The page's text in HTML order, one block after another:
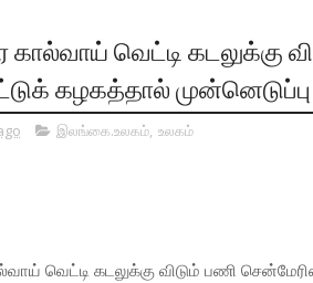
வெட்டி கடலுக்கு
கழகத்தால் முன்னெடுப்பு
இலங்கை.உலகம், உலகம்
வெட்டி கடலுக்கு விடும் பணி